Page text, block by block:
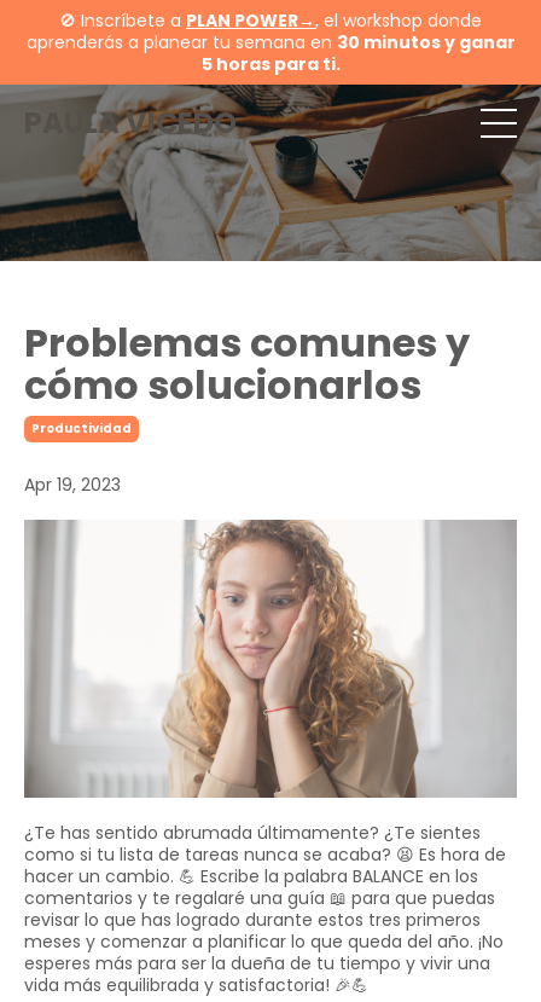
🚫 Inscríbete a PLAN POWER→, el workshop donde
aprenderás a planear tu semana en 30 minutos y ganar
5 horas para ti.
PAULA VICEDO
Problemas comunes y
cómo solucionarlos
Productividad
Apr 19, 2023
¿Te has sentido abrumada últimamente? ¿Te sientes
como si tu lista de tareas nunca se acaba? 😫 Es hora de
hacer un cambio. 💪 Escribe la palabra BALANCE en los
comentarios y te regalaré una guía 📖 para que puedas
revisar lo que has logrado durante estos tres primeros
meses y comenzar a planificar lo que queda del año. ¡No
esperes más para ser la dueña de tu tiempo y vivir una
vida más equilibrada y satisfactoria! 🎉💪